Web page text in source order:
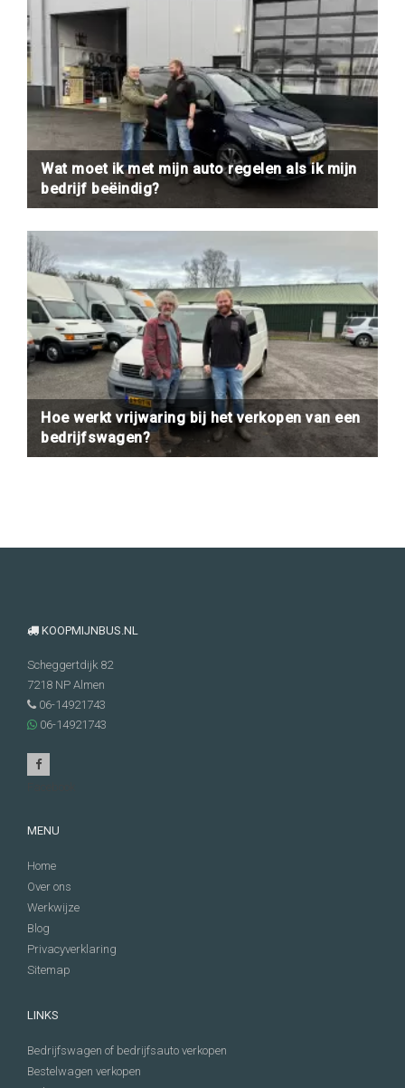
Wat moet ik met mijn auto regelen als ik mijn
bedrijf beëindig?
Hoe werkt vrijwaring bij het verkopen van een
bedrijfswagen?
KOOPMIJNBUS.NL
Scheggertdijk 82
7218 NP Almen
06-14921743
06-14921743
MENU
Home
Over ons
Werkwijze
Blog
Privacyverklaring
Sitemap
LINKS
Bedrijfswagen of bedrijfsauto verkopen
Bestelwagen verkopen